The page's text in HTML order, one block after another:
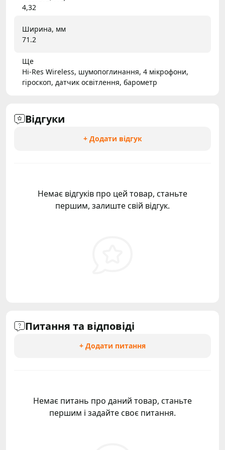
4,32
Ширина, мм
71.2
Ще
Hi-Res Wireless, шумопоглинання, 4 мікрофони,
гіроскоп, датчик освітлення, барометр
Відгуки
+ Додати відгук
Немає відгуків про цей товар, станьте
першим, залиште свій відгук.
Питання та відповіді
+ Додати питання
Немає питань про даний товар, станьте
першим і задайте своє питання.